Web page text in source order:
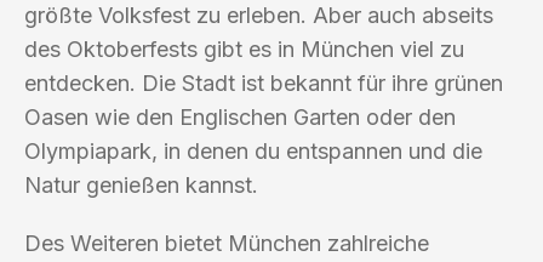
größte Volksfest zu erleben. Aber auch abseits
des Oktoberfests gibt es in München viel zu
entdecken. Die Stadt ist bekannt für ihre grünen
Oasen wie den Englischen Garten oder den
Olympiapark, in denen du entspannen und die
Natur genießen kannst.
Des Weiteren bietet München zahlreiche